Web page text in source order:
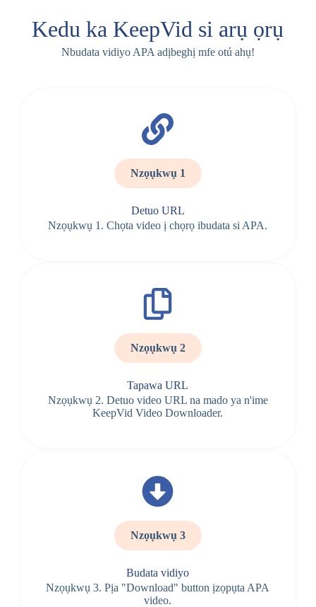
Kedu ka KeepVid si arụ ọrụ
Nbudata vidiyo APA adịbeghị mfe otú ahụ!
Nzọụkwụ 1
Detuo URL
Nzọụkwụ 1. Chọta video ị chọrọ ibudata si APA.
Nzọụkwụ 2
Tapawa URL
Nzọụkwụ 2. Detuo video URL na mado ya n'ime
KeepVid Video Downloader.
Nzọụkwụ 3
Budata vidiyo
Nzọụkwụ 3. Pịa "Download" button ịzọpụta APA
video.